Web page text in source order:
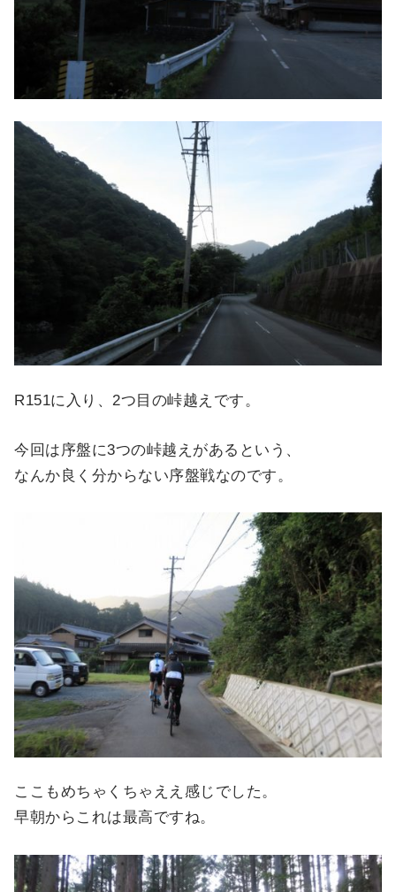
R151に入り、2つ目の峠越えです。
今回は序盤に3つの峠越えがあるという、
なんか良く分からない序盤戦なのです。
ここもめちゃくちゃええ感じでした。
早朝からこれは最高ですね。